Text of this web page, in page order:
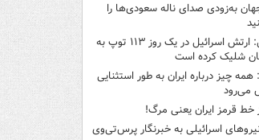
به‌زودی صدای ناله سعودی‌ها را
یونیفل: ارتش اسرائیل در یک روز ۱۱۳ توپ به
شلیک کرده است
همه چیز درباره ایران به طور استثنایی
می‌رود
خط قرمز ایران یعنی مرگ!
اسرائیلی به خبرنگار پرس‌تی‌وی